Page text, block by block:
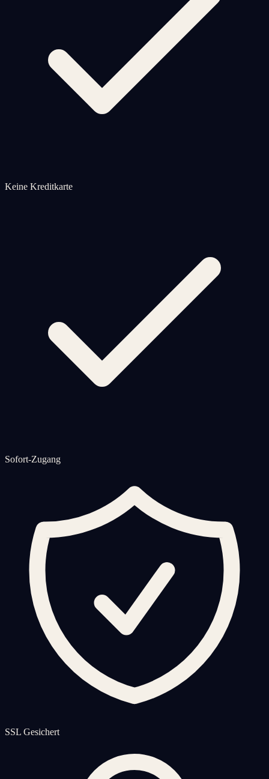
Keine Kreditkarte
Sofort-Zugang
SSL Gesichert